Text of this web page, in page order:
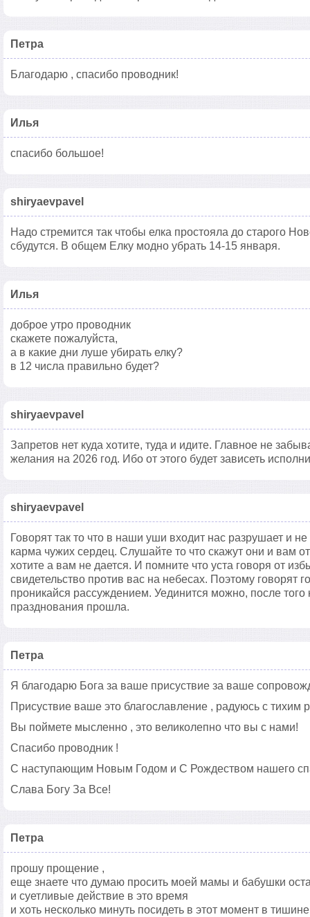
Петра
Благодарю , спасибо проводник!
Илья
спасибо большое!
shiryaevpavel
Надо стремится так чтобы елка простояла до старого
сбудутся. В общем Елку модно убрать 14-15 января.
Илья
доброе утро проводник
скажете пожалуйста,
а в какие дни луше убирать елку?
в 12 числа правильно будет?
shiryaevpavel
Запретов нет куда хотите, туда и идите. Главное не
желания на 2026 год. Ибо от этого будет зависеть
shiryaevpavel
Говорят так то что в наши уши входит нас разрушает и
карма чужих сердец. Слушайте то что скажут они и вам
хотите а вам не дается. И помните что уста говоря от
свидетельство против вас на небесах. Поэтому говорят
проникайся рассуждением. Уединится можно, после того
празднования прошла.
Петра
Я благодарю Бога за ваше присуствие за ваше
Присуствие ваше это благославление , радуюсь с тихим
Вы поймете мысленно , это великолепно что вы с нами!
Спасибо проводник !
С наступающим Новым Годом и С Рождеством нашего
Слава Богу За Все!
Петра
прошу прощение ,
еще знаете что думаю просить моей мамы и бабушки
и суетливые действие в это время
и хоть несколько минуть посидеть в этот момент в